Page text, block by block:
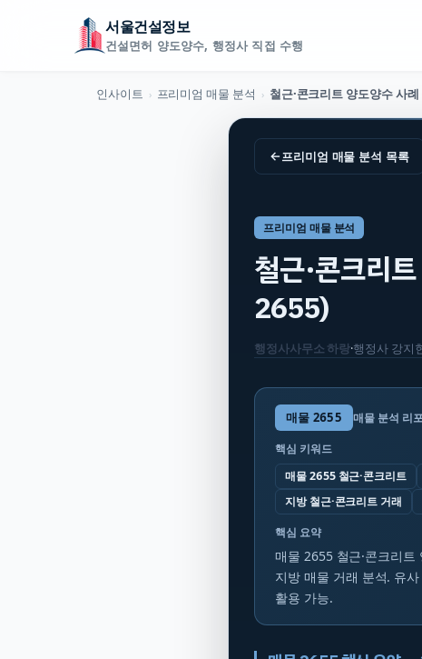
서울건설정보
건설면허 양도양수, 행정사 직접 수행
인사이트 › 프리미엄 매물 분석 ›
←프리미엄 매물 분석 목록
프리미엄 매물 분석
철근·콘크리
2655)
행정사사무소 하랑·행정사 강지
매물 2655 매물 분석 리
핵심 키워드
매물 2655 철근·콘크리트
지방 철근·콘크리트 거래
핵심 요약
매물 2655 철근·콘크리
지방 매물 거래 분석. 유
활용 가능.